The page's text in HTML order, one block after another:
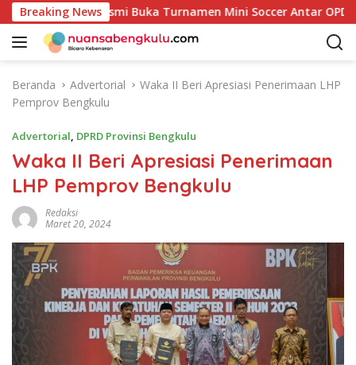
a
Breaking News
Kaur Resmi Buka Turnamen Mini Soccer Antar OPD
Beranda Advertorial
Waka II Beri Apresiasi Penerimaan LHP
Pemprov Bengkulu
Advertorial, DPRD Provinsi Bengkulu
Waka II Beri Apresiasi Penerimaan
LHP Pemprov Bengkulu
Redaksi
Maret 20, 2024